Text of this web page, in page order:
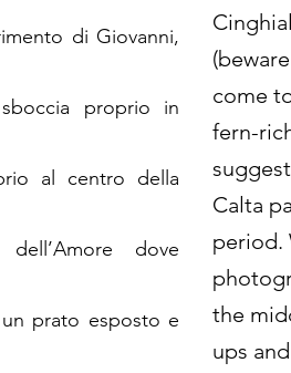
di Giovanni,
proprio in
al centro della
dove
prato esposto e
come
fern-
Calta
period.
the
ups